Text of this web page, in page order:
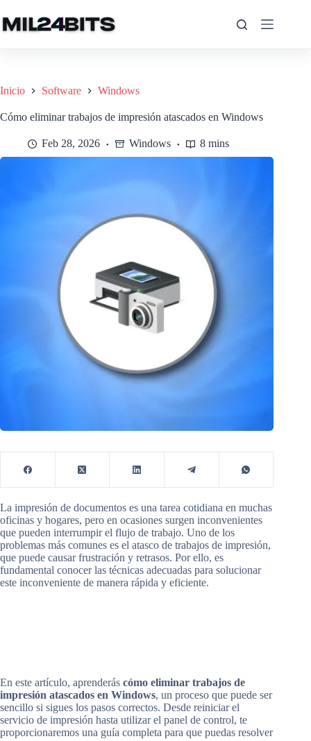
al
contenido
Inicio Software Windows
Cómo eliminar trabajos de impresión atascados en Windows
Feb 28, 2026 Windows 8 mins
La impresión de documentos es una tarea cotidiana en muchas
oficinas y hogares, pero en ocasiones surgen inconvenientes
que pueden interrumpir el flujo de trabajo. Uno de los
problemas más comunes es el atasco de trabajos de impresión,
que puede causar frustración y retrasos. Por ello, es
fundamental conocer las técnicas adecuadas para solucionar
este inconveniente de manera rápida y eficiente.
En este artículo, aprenderás cómo eliminar trabajos de
impresión atascados en Windows, un proceso que puede ser
sencillo si sigues los pasos correctos. Desde reiniciar el
servicio de impresión hasta utilizar el panel de control, te
proporcionaremos una guía completa para que puedas resolver